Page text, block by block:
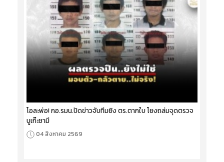
โอละพ่อ! กอ.รมน.ปัดข่าวจับทีมยิง ตร.ตากใบ โยงถล่มจุดตรวจ
บูเก๊ะซามี
04 สิงหาคม 2569